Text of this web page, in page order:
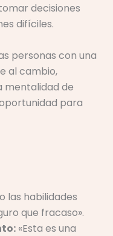
decisiones
difíciles.
personas con una
al cambio,
mentalidad de
para
las habilidades
que fracaso».
«Esta es una